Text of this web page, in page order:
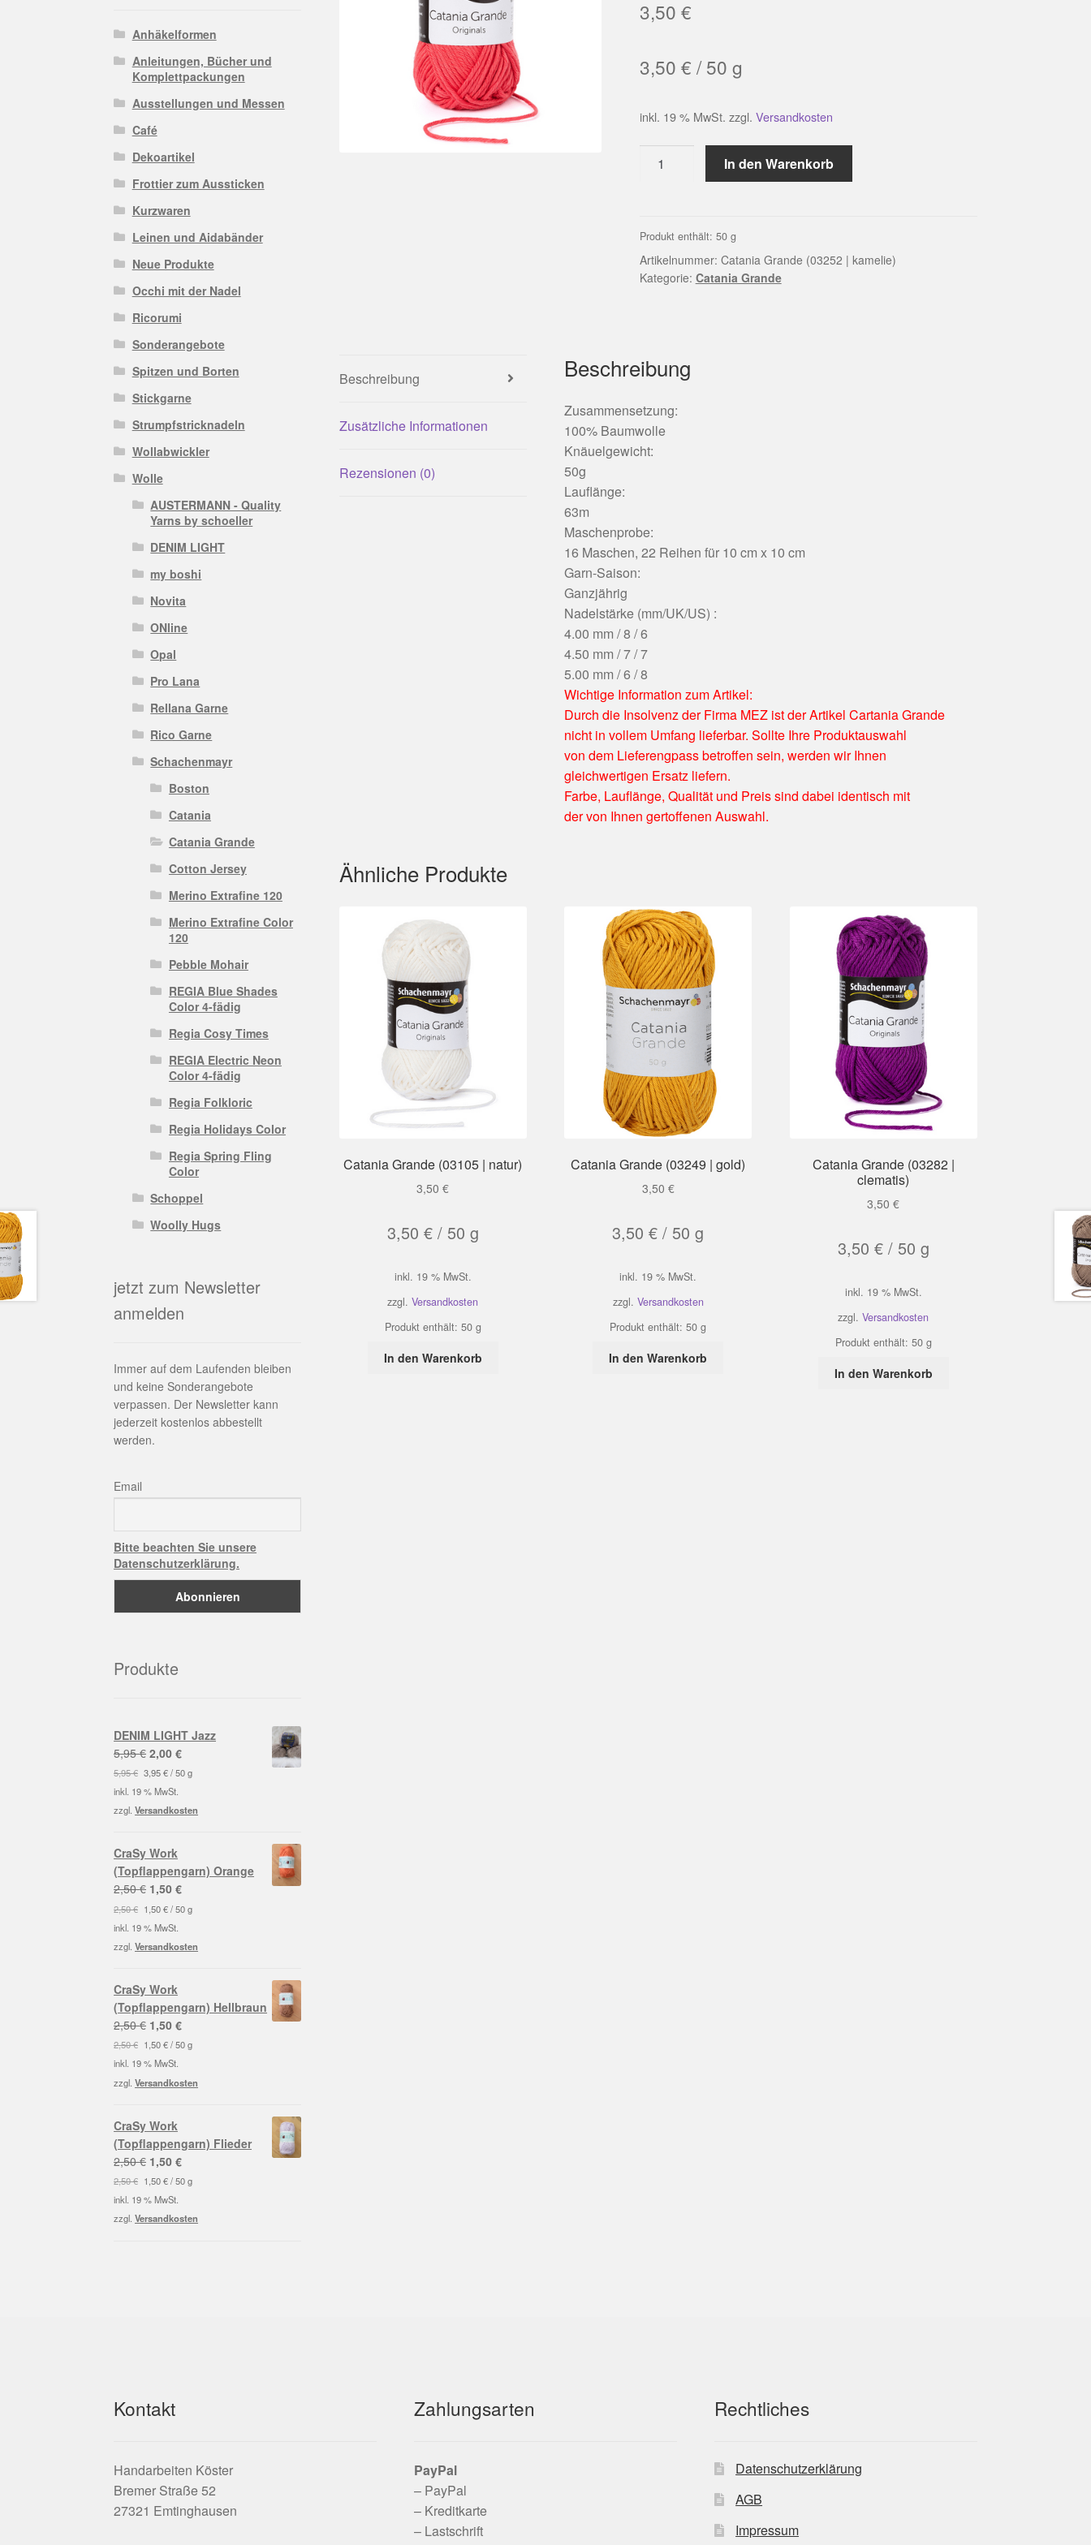
3,50 €
3,50 € /50 g
inkl. 19 % MwSt. zzgl. Versandkosten
Grande
kamelie)
Menge
In den Warenkorb
Produkt enthält: 50 g
Artikelnummer: Catania Grande (03252 | kamelie)
Kategorie: Catania Grande
Beschreibung
Zusätzliche Informationen
Rezensionen (0)
Beschreibung
Zusammensetzung:
100% Baumwolle
Knäuelgewicht:
50g
Lauflänge:
63m
Maschenprobe:
16 Maschen, 22 Reihen für 10 cm x 10 cm
Garn-Saison:
Ganzjährig
Nadelstärke (mm/UK/US) :
4.00 mm / 8 / 6
4.50 mm / 7 / 7
5.00 mm / 6 / 8
Wichtige Information zum Artikel:
Durch die Insolvenz der Firma MEZ ist der Artikel Cartania Grande
nicht in vollem Umfang lieferbar. Sollte Ihre Produktauswahl
von dem Lieferengpass betroffen sein, werden wir Ihnen
gleichwertigen Ersatz liefern.
Farbe, Lauflänge, Qualität und Preis sind dabei identisch mit
der von Ihnen gertoffenen Auswahl.
Ähnliche Produkte
Catania Grande (03105 | natur)
3,50€
3,50 €/ 50 g
inkl. 19 % MwSt.
zzgl.Versandkosten
Produkt enthält: 50 g
In den Warenkorb
Catania Grande (03249 | gold)
3,50 €
3,50€ / 50 g
inkl. 19 % MwSt.
zzgl. Versandkosten
Produkt enthält: 50g
In den Warenkorb
Catania Grande (03282 |
clematis)
3,50€
3,50 €/ 50 g
inkl. 19 % MwSt.
zzgl.Versandkosten
Produkt enthält: 50 g
In den Warenkorb
Anhäkelformen
Anleitungen, Bücher und
Komplettpackungen
Ausstellungen und Messen
Café
Dekoartikel
Frottier zum Aussticken
Kurzwaren
Leinen und Aidabänder
Neue Produkte
Occhi mit der Nadel
Ricorumi
Sonderangebote
Spitzen und Borten
Stickgarne
Strumpfstricknadeln
Wollabwickler
Wolle
AUSTERMANN - Quality
Yarns by schoeller
DENIM LIGHT
my boshi
Novita
ONline
Opal
Pro Lana
Rellana Garne
Rico Garne
Schachenmayr
Boston
Catania
Catania Grande
Cotton Jersey
Merino Extrafine 120
Merino Extrafine Color
120
Pebble Mohair
REGIA Blue Shades
Color 4-fädig
Regia Cosy Times
REGIA Electric Neon
Color 4-fädig
Regia Folkloric
Regia Holidays Color
Regia Spring Fling
Color
Schoppel
Woolly Hugs
jetzt zum Newsletter
anmelden
Immer auf dem Laufenden bleiben
und keine Sonderangebote
verpassen. Der Newsletter kann
jederzeit kostenlos abbestellt
werden.
Email
Bitte beachten Sie unsere
Datenschutzerklärung.
Produkte
DENIM LIGHT Jazz
5,95€ Ursprünglicher
Preis
war:
5,95 €
2,00€Aktueller
Preis
2,00 €.
5,95€ 3,95€/50 g
inkl. 19 % MwSt.
zzgl.Versandkosten
CraSy Work
(Topflappengarn) Orange
2,50€ Ursprünglicher
Preis
war:
2,50 €
1,50€Aktueller
Preis
1,50 €.
2,50€ 1,50€/50 g
inkl. 19 % MwSt.
zzgl.Versandkosten
CraSy Work
(Topflappengarn) Hellbraun
2,50€ Ursprünglicher
Preis
war:
2,50 €
1,50€Aktueller
Preis
1,50 €.
2,50€ 1,50€/50 g
inkl. 19 % MwSt.
zzgl.Versandkosten
CraSy Work
(Topflappengarn) Flieder
2,50€ Ursprünglicher
Preis
war:
2,50 €
1,50€Aktueller
Preis
1,50 €.
2,50€ 1,50€/50 g
inkl. 19 % MwSt.
zzgl.Versandkosten
Kontakt
Handarbeiten Köster
Bremer Straße 52
27321 Emtinghausen
Zahlungsarten
PayPal
– PayPal
– Kreditkarte
– Lastschrift
Rechtliches
Datenschutzerklärung
AGB
Impressum